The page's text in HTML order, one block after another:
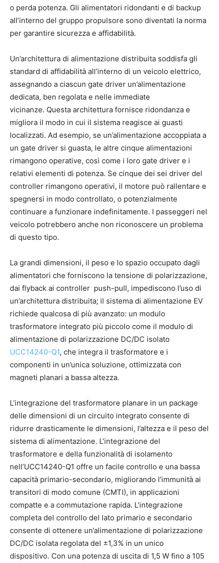
o perda potenza. Gli alimentatori ridondanti e di backup
all’interno del gruppo propulsore sono diventati la norma
per garantire sicurezza e affidabilità.
Un’architettura di alimentazione distribuita soddisfa gli
standard di affidabilità all’interno di un veicolo elettrico,
assegnando a ciascun gate driver un’alimentazione
dedicata, ben regolata e nelle immediate
vicinanze. Questa architettura fornisce ridondanza e
migliora il modo in cui il sistema reagisce ai guasti
localizzati. Ad esempio, se un’alimentazione accoppiata a
un gate driver si guasta, le altre cinque alimentazioni
rimangono operative, così come i loro gate driver e i
relativi elementi di potenza. Se cinque dei sei driver del
controller rimangono operativi, il motore può rallentare e
spegnersi in modo controllato, o potenzialmente
continuare a funzionare indefinitamente. I passeggeri nel
veicolo potrebbero anche non riconoscere un problema
di questo tipo.
La grandi dimensioni, il peso e lo spazio occupato dagli
alimentatori che forniscono la tensione di polarizzazione,
dai flyback ai controller push-pull, impediscono l’uso di
un’architettura distribuita; il sistema di alimentazione EV
richiede qualcosa di più avanzato: un modulo
trasformatore integrato più piccolo come il modulo di
alimentazione di polarizzazione DC/DC isolato
UCC14240-Q1, che integra il trasformatore e i
componenti in un’unica soluzione, ottimizzata con
magneti planari a bassa altezza.
L’integrazione del trasformatore planare in un package
delle dimensioni di un circuito integrato consente di
ridurre drasticamente le dimensioni, l’altezza e il peso del
sistema di alimentazione. L’integrazione del
trasformatore e della funzionalità di isolamento
nell’UCC14240-Q1 offre un facile controllo e una bassa
capacità primario-secondario, migliorando l’immunità ai
transitori di modo comune (CMTI), in applicazioni
compatte e a commutazione rapida. L’integrazione
completa del controllo del lato primario e secondario
consente di ottenere un’alimentazione di polarizzazione
DC/DC isolata regolata del ±1,3% in un unico
dispositivo. Con una potenza di uscita di 1,5 W fino a 105